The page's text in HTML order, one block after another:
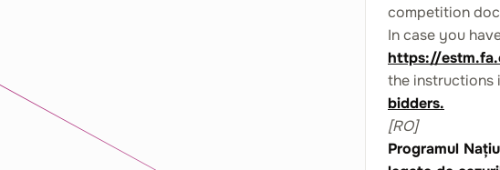
competition
In case you
https://
the instructions
bidders.
[RO]
Programul